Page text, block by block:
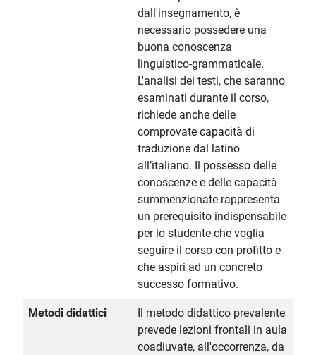
dall'insegnamento, è
necessario possedere una
buona conoscenza
linguistico-grammaticale.
L'analisi dei testi, che saranno
esaminati durante il corso,
richiede anche delle
comprovate capacità di
traduzione dal latino
all’italiano. Il possesso delle
conoscenze e delle capacità
summenzionate rappresenta
un prerequisito indispensabile
per lo studente che voglia
seguire il corso con profitto e
che aspiri ad un concreto
successo formativo.
Metodi didattici
Il metodo didattico prevalente
prevede lezioni frontali in aula
coadiuvate, all'occorrenza, da